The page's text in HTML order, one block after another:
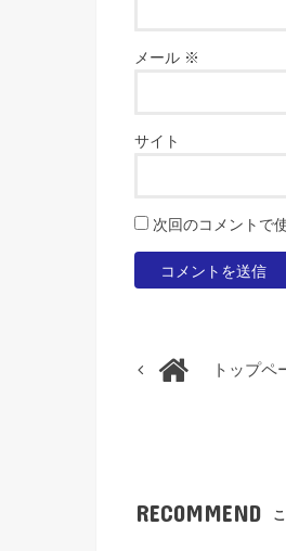
メール ※
サイト
次回のコメントで
トップペ
RECOMMEND